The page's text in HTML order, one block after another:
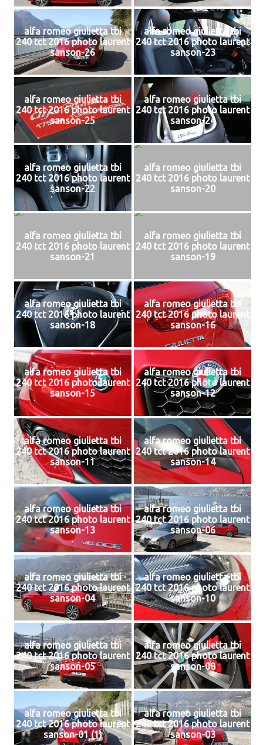
alfa romeo giulietta tbi
240 tct 2016 photo laurent
sanson-26
alfa romeo giulietta tbi
240 tct 2016 photo laurent
sanson-23
alfa romeo giulietta tbi
240 tct 2016 photo laurent
sanson-25
alfa romeo giulietta tbi
240 tct 2016 photo laurent
sanson-24
alfa romeo giulietta tbi
240 tct 2016 photo laurent
sanson-22
alfa romeo giulietta tbi
240 tct 2016 photo laurent
sanson-20
alfa romeo giulietta tbi
240 tct 2016 photo laurent
sanson-21
alfa romeo giulietta tbi
240 tct 2016 photo laurent
sanson-19
alfa romeo giulietta tbi
240 tct 2016 photo laurent
sanson-18
alfa romeo giulietta tbi
240 tct 2016 photo laurent
sanson-16
alfa romeo giulietta tbi
240 tct 2016 photo laurent
sanson-15
alfa romeo giulietta tbi
240 tct 2016 photo laurent
sanson-12
alfa romeo giulietta tbi
240 tct 2016 photo laurent
sanson-11
alfa romeo giulietta tbi
240 tct 2016 photo laurent
sanson-14
alfa romeo giulietta tbi
240 tct 2016 photo laurent
sanson-13
alfa romeo giulietta tbi
240 tct 2016 photo laurent
sanson-06
alfa romeo giulietta tbi
240 tct 2016 photo laurent
sanson-04
alfa romeo giulietta tbi
240 tct 2016 photo laurent
sanson-10
alfa romeo giulietta tbi
240 tct 2016 photo laurent
sanson-05
alfa romeo giulietta tbi
240 tct 2016 photo laurent
sanson-08
alfa romeo giulietta tbi
240 tct 2016 photo laurent
sanson-01 (1)
alfa romeo giulietta tbi
240 tct 2016 photo laurent
sanson-03